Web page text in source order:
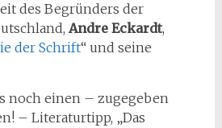
des Begründers der
Andre Eckardt,
der Schrift“ und seine
noch einen – zugegeben
– Literaturtipp, „Das